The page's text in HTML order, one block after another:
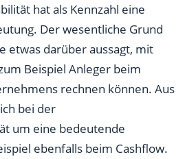
hat als Kennzahl eine
Der wesentliche Grund
etwas darüber aussagt, mit
Beispiel Anleger beim
rechnen können. Aus
bei der
um eine bedeutende
ebenfalls beim Cashflow.